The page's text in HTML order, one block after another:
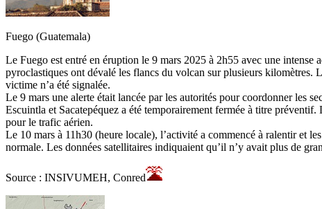
Fuego (Guatemala)
Le Fuego est entré en éruption le 9 mars 2025 à 2h55 avec une intense
pyroclastiques ont dévalé les flancs du volcan sur plusieurs kilomètres.
victime n’a été signalée.
Le 9 mars une alerte était lancée par les autorités pour coordonner les
Escuintla et Sacatepéquez a été temporairement fermée à titre
pour le trafic aérien.
Le 10 mars à 11h30 (heure locale), l’activité a commencé à ralentir et
normale. Les données satellitaires indiquaient qu’il n’y avait plus de
Source : INSIVUMEH, Conred